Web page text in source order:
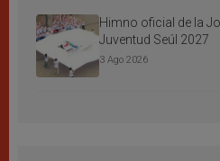
Himno oficial de la
Juventud Seúl 2027
3 Ago 2026